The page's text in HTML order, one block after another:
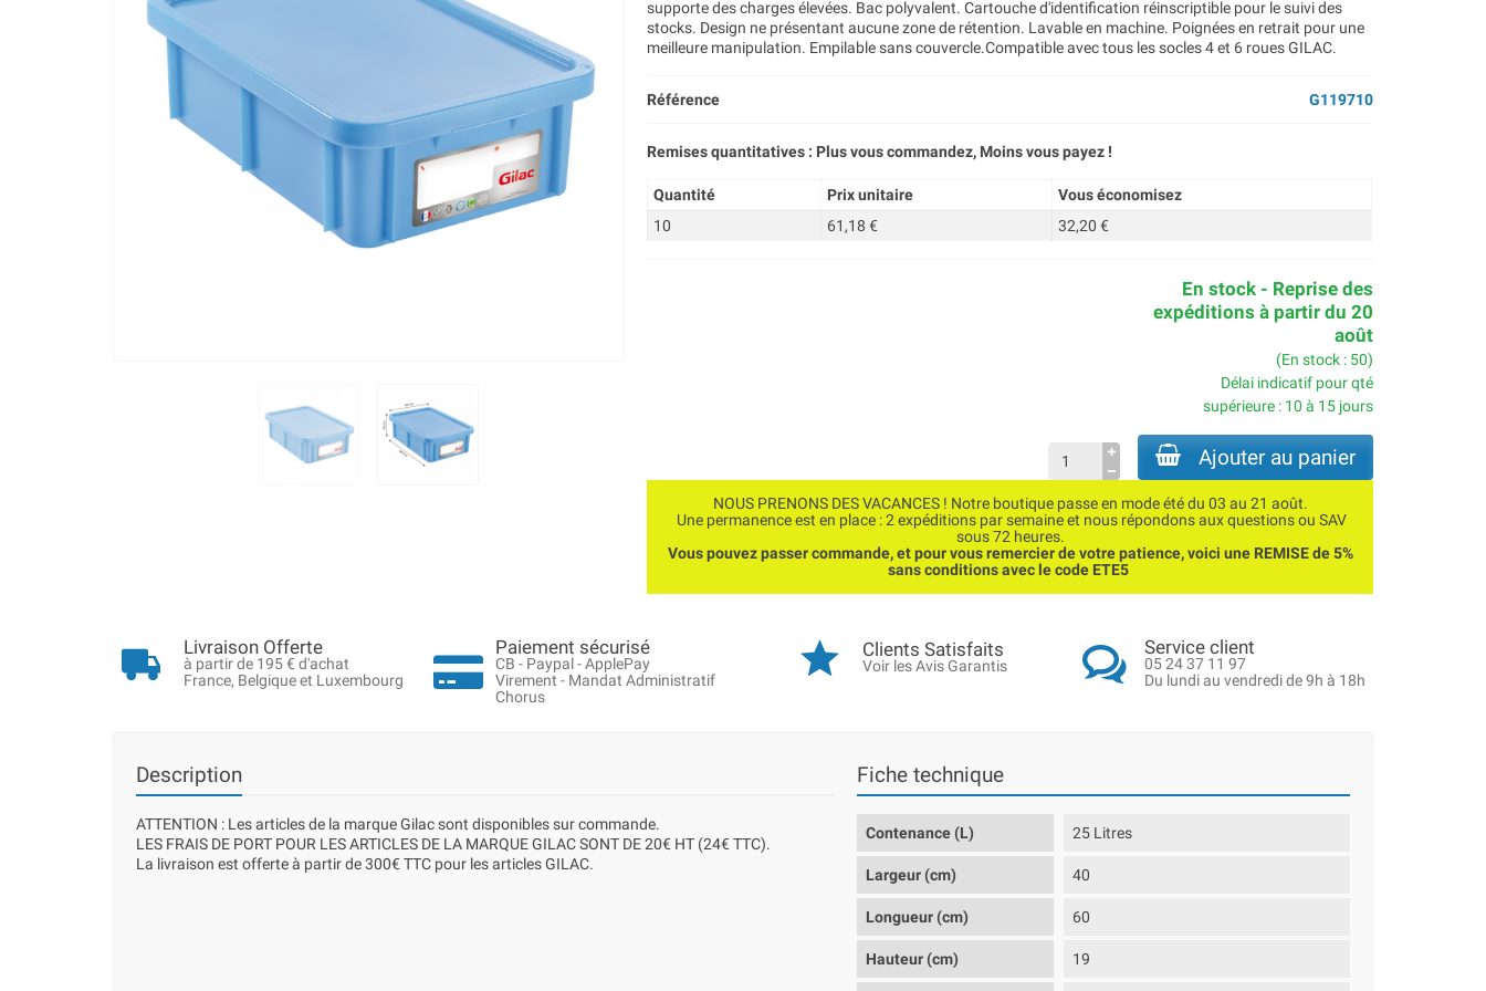
supporte des charges élevées. Bac polyvalent. Cartouche d'identification réinscriptible pour le suivi des
stocks. Design ne présentant aucune zone de rétention. Lavable en machine. Poignées en retrait pour une
meilleure manipulation. Empilable sans couvercle.Compatible avec tous les socles 4 et 6 roues GILAC.
Référence G119710
Remises quantitatives : Plus vous commandez, Moins vous payez !
Quantité Prix unitaire
Vous économisez
10
61,18 € 32,20 €
En stock - Reprise des
expéditions à partir du 20
août
(En stock : 50)
Délai indicatif pour qté
supérieure : 10 à 15 jours
Ajouter au panier
NOUS PRENONS DES VACANCES ! Notre boutique passe en mode été du 03 au 21 août.
Une permanence est en place : 2 expéditions par semaine et nous répondons aux questions ou SAV
sous 72 heures.
Vous pouvez passer commande, et pour vous remercier de votre patience, voici une REMISE de 5%
sans conditions avec le code ETE5
Livraison Offerte
à partir de 195 € d'achat
France, Belgique et Luxembourg
Paiement sécurisé
CB - Paypal - ApplePay
Virement - Mandat Administratif
Chorus
Clients Satisfaits
Voir les Avis Garantis
Service client
05 24 37 11 97
Du lundi au vendredi de 9h à 18h
Description
ATTENTION : Les articles de la marque Gilac sont disponibles sur commande.
LES FRAIS DE PORT POUR LES ARTICLES DE LA MARQUE GILAC SONT DE 20€ HT (24€ TTC).
La livraison est offerte à partir de 300€ TTC pour les articles GILAC.
Fiche technique
Contenance (L) 25 Litres
Largeur (cm) 40
Longueur (cm) 60
Hauteur (cm) 19